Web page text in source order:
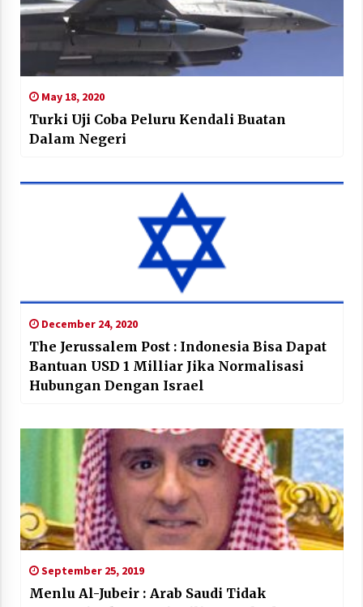
May 18, 2020
Turki Uji Coba Peluru Kendali Buatan
Dalam Negeri
December 24, 2020
The Jerussalem Post : Indonesia Bisa Dapat
Bantuan USD 1 Milliar Jika Normalisasi
Hubungan Dengan Israel
September 25, 2019
Menlu Al-Jubeir : Arab Saudi Tidak